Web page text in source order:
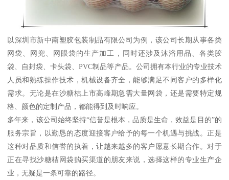
以深圳市新中南塑胶包装制品有限公司为例，该公司长期从事各类
网袋、网兜、网眼袋的生产加工，同时还涉及沐浴用品、各类胶
袋、自封袋、卡头袋、PVC制品等产品。公司拥有本行业的专业技术
人员和熟练操作技术，机械设备齐全，能够满足不同客户的多样化
需求。无论是在沙糖桔上市高峰期急需大量网袋，还是需要特定规
格、颜色的定制产品，都能得到及时响应。
多年来，该公司始终坚持“信誉是根本，品质是生命，效益是目的”的
服务宗旨，以勤恳的态度迎接客户给予的每一个机遇与挑战。正是
这种对品质和信誉的执着，让越来越多的客户愿意长期合作。对于
正在寻找沙糖桔网袋购买渠道的朋友来说，选择这样的专业生产企
业，无疑是一条可靠的路径。